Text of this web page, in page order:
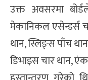
उक्त अवसरमा
मेकानिकल एसेन्डर्स
थान, स्लिङ्स पाँच
डिभाइस चार थान,